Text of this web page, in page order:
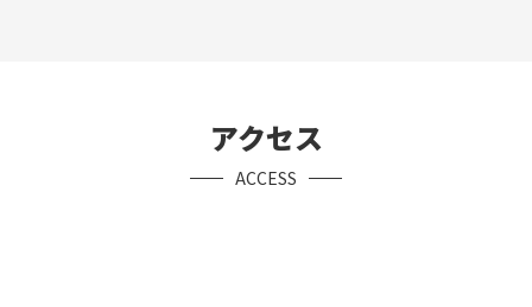
アクセス
ACCESS